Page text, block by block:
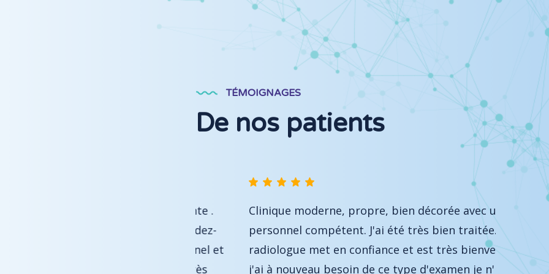
TÉMOIGNAGES
De nos patients
Clinique moderne, propre, bien décorée avec un
personnel compétent. J'ai été très bien traitée. Le
radiologue met en confiance et est très bienveillant. Si
j'ai à nouveau besoin de ce type d'examen je n'irai pas
de